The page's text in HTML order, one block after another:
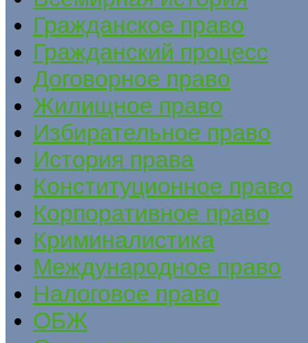
Гражданское право
Гражданский процесс
Договорное право
Жилищное право
Избирательное право
История права
Конституционное право
Корпоративное право
Криминалистика
Международное право
Налоговое право
ОБЖ